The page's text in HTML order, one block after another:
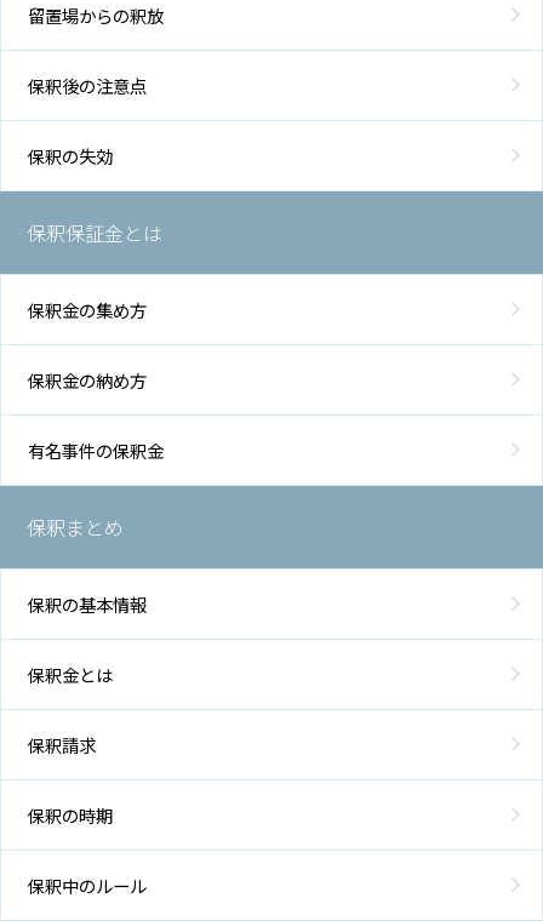
留置場からの釈放
保釈後の注意点
保釈の失効
保釈保証金とは
保釈金の集め方
保釈金の納め方
有名事件の保釈金
保釈まとめ
保釈の基本情報
保釈金とは
保釈請求
保釈の時期
保釈中のルール